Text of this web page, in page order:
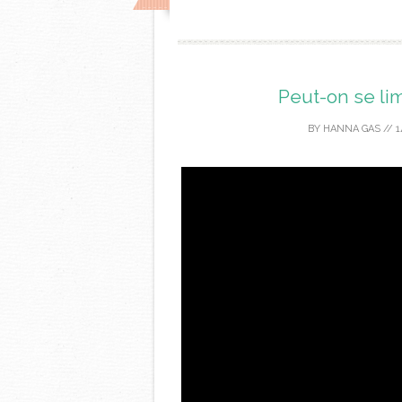
Peut-on se
BY HANNA GAS//